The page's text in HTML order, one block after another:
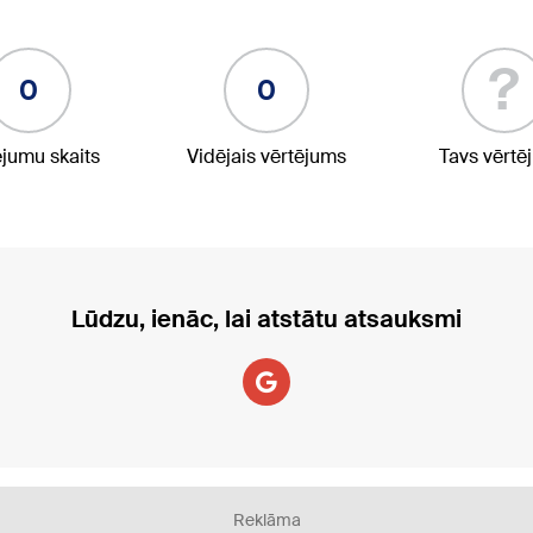
0
skaits
0
Vidējais vērtējums
?
Tavs
Lūdzu, ienāc, lai atstātu atsauksmi
Reklāma